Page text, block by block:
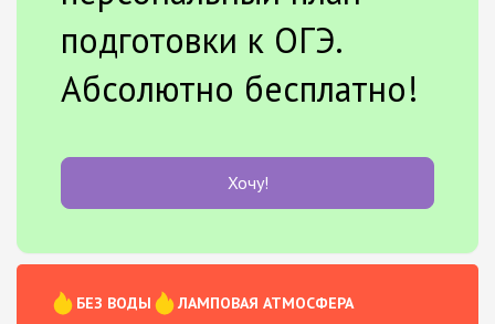
подготовки к ОГЭ.
Абсолютно бесплатно!
Хочу!
БЕЗ ВОДЫ
ЛАМПОВАЯ АТМОСФЕРА